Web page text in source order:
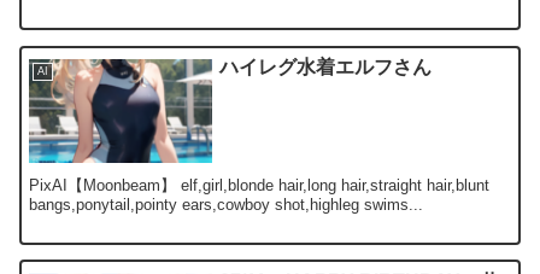
AI ハイレグ水着エルフさん
PixAI【Moonbeam】 elf,girl,blonde hair,long hair,straight hair,blunt
bangs,ponytail,pointy ears,cowboy shot,highleg swims...